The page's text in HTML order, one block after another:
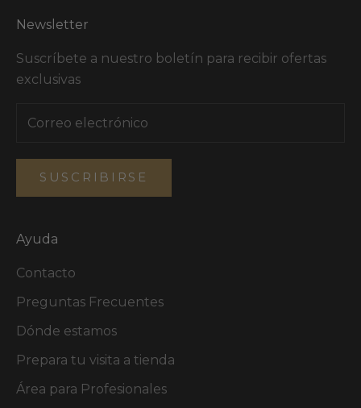
Newsletter
Suscríbete a nuestro boletín para recibir ofertas
exclusivas
SUSCRIBIRSE
Ayuda
Contacto
Preguntas Frecuentes
Dónde estamos
Prepara tu visita a tienda
Área para Profesionales